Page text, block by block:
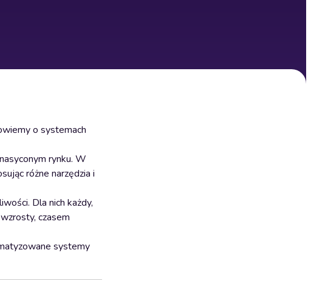
o systemach
rynku. W
różne narzędzia i
Dla nich każdy,
czasem
systemy